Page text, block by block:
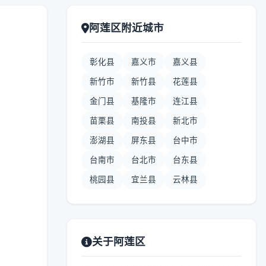
阿莲区附近城市
彰化县 嘉义市 嘉义县
新竹市 新竹县 花莲县
金门县 基隆市 连江县
苗栗县 南投县 新北市
澎湖县 屏东县 台中市
台南市 台北市 台东县
桃园县 宜兰县 云林县
关于阿莲区